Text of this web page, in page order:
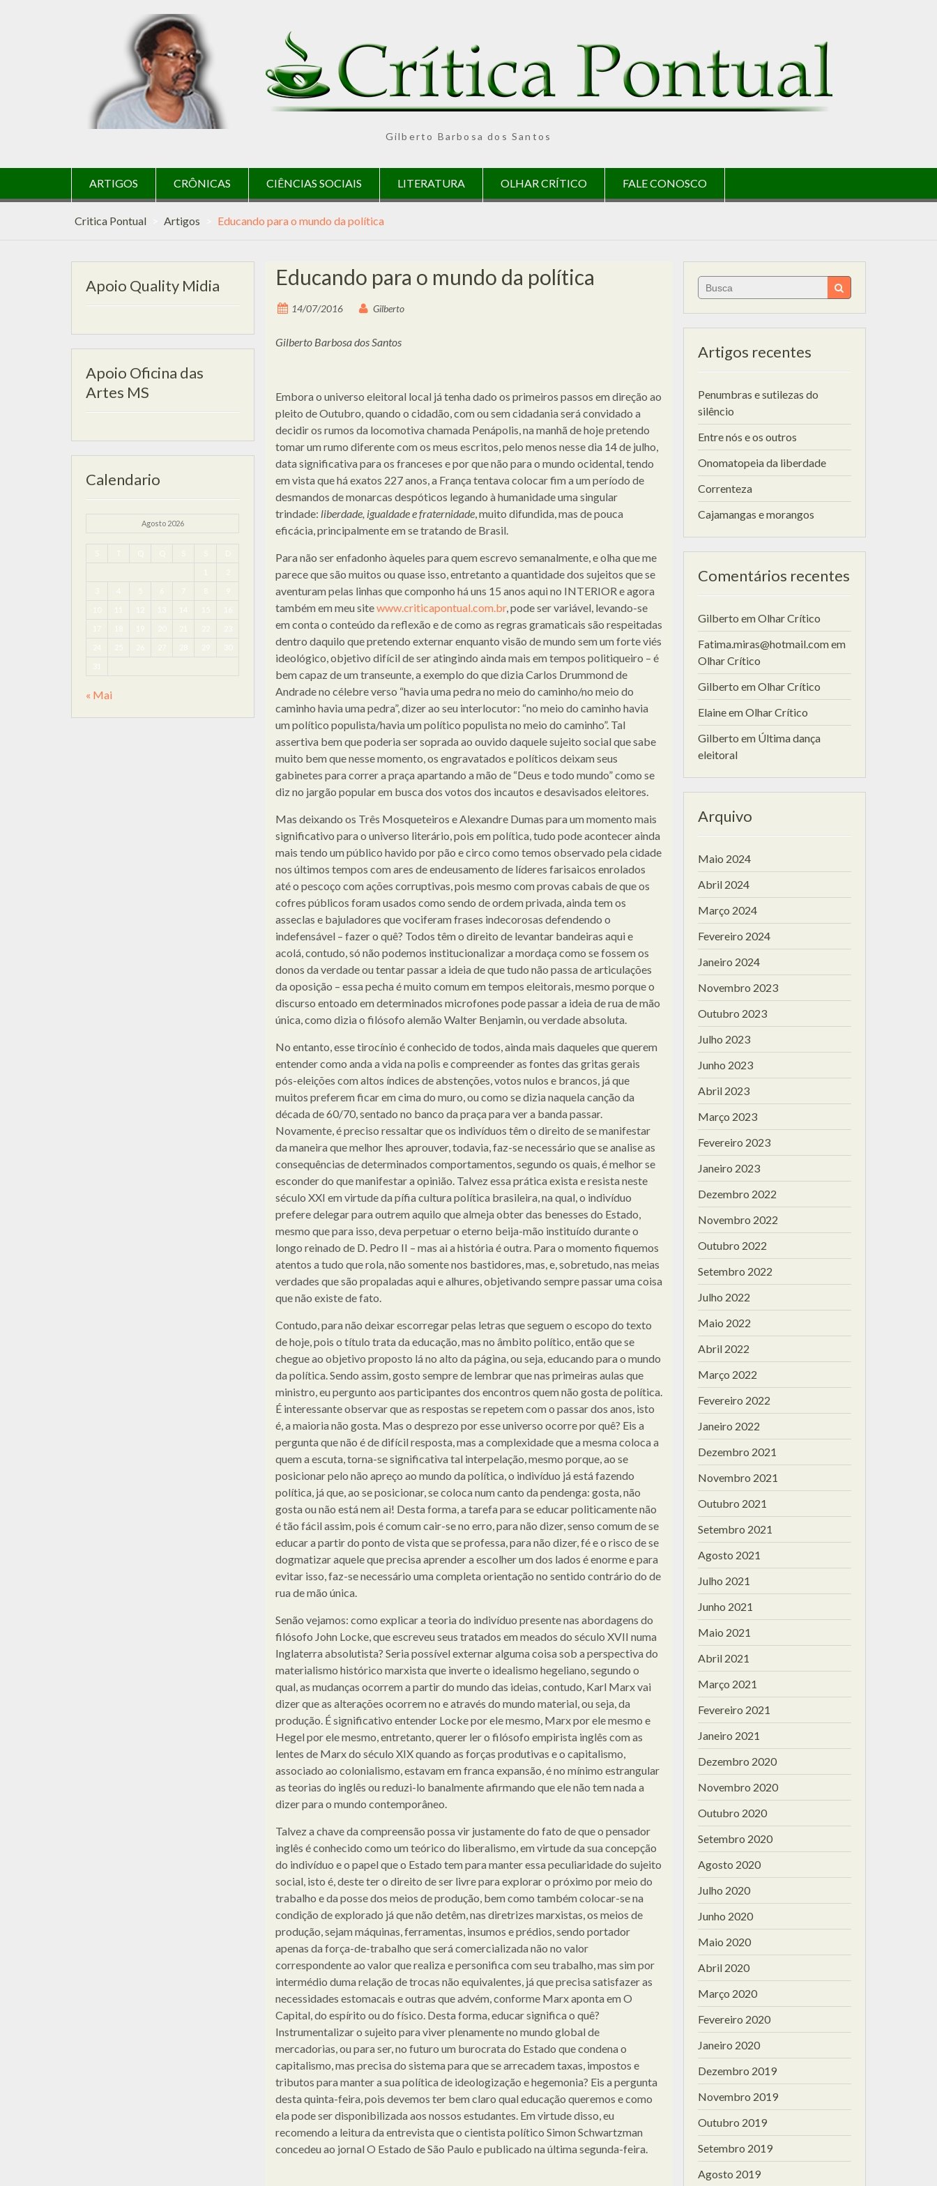
Gilberto Barbosa dos Santos
ARTIGOS CRÔNICAS CIÊNCIAS SOCIAIS LITERATURA OLHAR CRÍTICO FALE CONOSCO
Critica Pontual Artigos Educando para o mundo da política
Educando para o mundo da política
14/07/2016 Gilberto
Gilberto Barbosa dos Santos
Embora o universo eleitoral local já tenha dado os primeiros passos em direção ao
pleito de Outubro, quando o cidadão, com ou sem cidadania será convidado a
decidir os rumos da locomotiva chamada Penápolis, na manhã de hoje pretendo
tomar um rumo diferente com os meus escritos, pelo menos nesse dia 14 de julho,
data significativa para os franceses e por que não para o mundo ocidental, tendo
em vista que há exatos 227 anos, a França tentava colocar fim a um período de
desmandos de monarcas despóticos legando à humanidade uma singular
trindade: liberdade, igualdade e fraternidade, muito difundida, mas de pouca
eficácia, principalmente em se tratando de Brasil.
Para não ser enfadonho àqueles para quem escrevo semanalmente, e olha que me
parece que são muitos ou quase isso, entretanto a quantidade dos sujeitos que se
aventuram pelas linhas que componho há uns 15 anos aqui no INTERIOR e agora
também em meu sitewww.criticapontual.com.br, pode ser variável, levando-se
em conta o conteúdo da reflexão e de como as regras gramaticais são respeitadas
dentro daquilo que pretendo externar enquanto visão de mundo sem um forte viés
ideológico, objetivo difícil de ser atingindo ainda mais em tempos politiqueiro – é
bem capaz de um transeunte, a exemplo do que dizia Carlos Drummond de
Andrade no célebre verso “havia uma pedra no meio do caminho/no meio do
caminho havia uma pedra”, dizer ao seu interlocutor: “no meio do caminho havia
um político populista/havia um político populista no meio do caminho”. Tal
assertiva bem que poderia ser soprada ao ouvido daquele sujeito social que sabe
muito bem que nesse momento, os engravatados e políticos deixam seus
gabinetes para correr a praça apartando a mão de “Deus e todo mundo” como se
diz no jargão popular em busca dos votos dos incautos e desavisados eleitores.
Mas deixando os Três Mosqueteiros e Alexandre Dumas para um momento mais
significativo para o universo literário, pois em política, tudo pode acontecer ainda
mais tendo um público havido por pão e circo como temos observado pela cidade
nos últimos tempos com ares de endeusamento de líderes farisaicos enrolados
até o pescoço com ações corruptivas, pois mesmo com provas cabais de que os
cofres públicos foram usados como sendo de ordem privada, ainda tem os
asseclas e bajuladores que vociferam frases indecorosas defendendo o
indefensável – fazer o quê? Todos têm o direito de levantar bandeiras aqui e
acolá, contudo, só não podemos institucionalizar a mordaça como se fossem os
donos da verdade ou tentar passar a ideia de que tudo não passa de articulações
da oposição – essa pecha é muito comum em tempos eleitorais, mesmo porque o
discurso entoado em determinados microfones pode passar a ideia de rua de mão
única, como dizia o filósofo alemão Walter Benjamin, ou verdade absoluta.
No entanto, esse tirocínio é conhecido de todos, ainda mais daqueles que querem
entender como anda a vida na polis e compreender as fontes das gritas gerais
pós-eleições com altos índices de abstenções, votos nulos e brancos, já que
muitos preferem ficar em cima do muro, ou como se dizia naquela canção da
década de 60/70, sentado no banco da praça para ver a banda passar.
Novamente, é preciso ressaltar que os indivíduos têm o direito de se manifestar
da maneira que melhor lhes aprouver, todavia, faz-se necessário que se analise as
consequências de determinados comportamentos, segundo os quais, é melhor se
esconder do que manifestar a opinião. Talvez essa prática exista e resista neste
século XXI em virtude da pífia cultura política brasileira, na qual, o indivíduo
prefere delegar para outrem aquilo que almeja obter das benesses do Estado,
mesmo que para isso, deva perpetuar o eterno beija-mão instituído durante o
longo reinado de D. Pedro II – mas ai a história é outra. Para o momento fiquemos
atentos a tudo que rola, não somente nos bastidores, mas, e, sobretudo, nas meias
verdades que são propaladas aqui e alhures, objetivando sempre passar uma coisa
que não existe de fato.
Contudo, para não deixar escorregar pelas letras que seguem o escopo do texto
de hoje, pois o título trata da educação, mas no âmbito político, então que se
chegue ao objetivo proposto lá no alto da página, ou seja, educando para o mundo
da política. Sendo assim, gosto sempre de lembrar que nas primeiras aulas que
ministro, eu pergunto aos participantes dos encontros quem não gosta de política.
É interessante observar que as respostas se repetem com o passar dos anos, isto
é, a maioria não gosta. Mas o desprezo por esse universo ocorre por quê? Eis a
pergunta que não é de difícil resposta, mas a complexidade que a mesma coloca a
quem a escuta, torna-se significativa tal interpelação, mesmo porque, ao se
posicionar pelo não apreço ao mundo da política, o indivíduo já está fazendo
política, já que, ao se posicionar, se coloca num canto da pendenga: gosta, não
gosta ou não está nem ai! Desta forma, a tarefa para se educar politicamente não
é tão fácil assim, pois é comum cair-se no erro, para não dizer, senso comum de se
educar a partir do ponto de vista que se professa, para não dizer, fé e o risco de se
dogmatizar aquele que precisa aprender a escolher um dos lados é enorme e para
evitar isso, faz-se necessário uma completa orientação no sentido contrário do de
rua de mão única.
Senão vejamos: como explicar a teoria do indivíduo presente nas abordagens do
filósofo John Locke, que escreveu seus tratados em meados do século XVII numa
Inglaterra absolutista? Seria possível externar alguma coisa sob a perspectiva do
materialismo histórico marxista que inverte o idealismo hegeliano, segundo o
qual, as mudanças ocorrem a partir do mundo das ideias, contudo, Karl Marx vai
dizer que as alterações ocorrem no e através do mundo material, ou seja, da
produção. É significativo entender Locke por ele mesmo, Marx por ele mesmo e
Hegel por ele mesmo, entretanto, querer ler o filósofo empirista inglês com as
lentes de Marx do século XIX quando as forças produtivas e o capitalismo,
associado ao colonialismo, estavam em franca expansão, é no mínimo estrangular
as teorias do inglês ou reduzi-lo banalmente afirmando que ele não tem nada a
dizer para o mundo contemporâneo.
Talvez a chave da compreensão possa vir justamente do fato de que o pensador
inglês é conhecido como um teórico do liberalismo, em virtude da sua concepção
do indivíduo e o papel que o Estado tem para manter essa peculiaridade do sujeito
social, isto é, deste ter o direito de ser livre para explorar o próximo por meio do
trabalho e da posse dos meios de produção, bem como também colocar-se na
condição de explorado já que não detêm, nas diretrizes marxistas, os meios de
produção, sejam máquinas, ferramentas, insumos e prédios, sendo portador
apenas da força-de-trabalho que será comercializada não no valor
correspondente ao valor que realiza e personifica com seu trabalho, mas sim por
intermédio duma relação de trocas não equivalentes, já que precisa satisfazer as
necessidades estomacais e outras que advém, conforme Marx aponta em O
Capital, do espírito ou do físico. Desta forma, educar significa o quê?
Instrumentalizar o sujeito para viver plenamente no mundo global de
mercadorias, ou para ser, no futuro um burocrata do Estado que condena o
capitalismo, mas precisa do sistema para que se arrecadem taxas, impostos e
tributos para manter a sua política de ideologização e hegemonia? Eis a pergunta
desta quinta-feira, pois devemos ter bem claro qual educação queremos e como
ela pode ser disponibilizada aos nossos estudantes. Em virtude disso, eu
recomendo a leitura da entrevista que o cientista político Simon Schwartzman
concedeu ao jornal O Estado de São Paulo e publicado na última segunda-feira.
Search
for:
Artigos recentes
Penumbras e sutilezas do
silêncio
Entre nós e os outros
Onomatopeia da liberdade
Correnteza
Cajamangas e morangos
Comentários recentes
Gilberto emOlhar Crítico
Fatima.miras@hotmail.comem
Olhar Crítico
Gilberto emOlhar Crítico
ElaineemOlhar Crítico
Gilberto em Última dança
eleitoral
Arquivo
Maio 2024
Abril 2024
Março 2024
Fevereiro 2024
Janeiro 2024
Novembro 2023
Outubro 2023
Julho 2023
Junho 2023
Abril 2023
Março 2023
Fevereiro 2023
Janeiro 2023
Dezembro 2022
Novembro 2022
Outubro 2022
Setembro 2022
Julho 2022
Maio 2022
Abril 2022
Março 2022
Fevereiro 2022
Janeiro 2022
Dezembro 2021
Novembro 2021
Outubro 2021
Setembro 2021
Agosto 2021
Julho 2021
Junho 2021
Maio 2021
Abril 2021
Março 2021
Fevereiro 2021
Janeiro 2021
Dezembro 2020
Novembro 2020
Outubro 2020
Setembro 2020
Agosto 2020
Julho 2020
Junho 2020
Maio 2020
Abril 2020
Março 2020
Fevereiro 2020
Janeiro 2020
Dezembro 2019
Novembro 2019
Outubro 2019
Setembro 2019
Agosto 2019
Apoio Quality Midia
Apoio Oficina das
Artes MS
Calendario
Agosto 2026
S T Q Q S S D
1
3 4 5 6 7 8 9
10 11 12 13 14 15 16
17 18 19 20 21 23
24 25 26 27 28 29 30
31
« Mai